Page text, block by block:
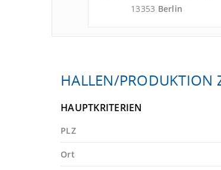
100
13353 Berlin
HALLEN/PRODUKTION
HAUPTKRITERIEN
PLZ
Ort